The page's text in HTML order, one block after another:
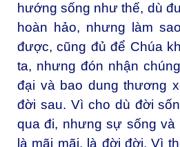
hướng sống như thế, dù
hoàn hảo, nhưng làm
được, cũng đủ để Chúa
ta, nhưng đón nhận
đại và bao dung thương
đời sau. Vì cho dù đời
qua đi, nhưng sự sống và
là mãi mãi, là đời đời. Vì